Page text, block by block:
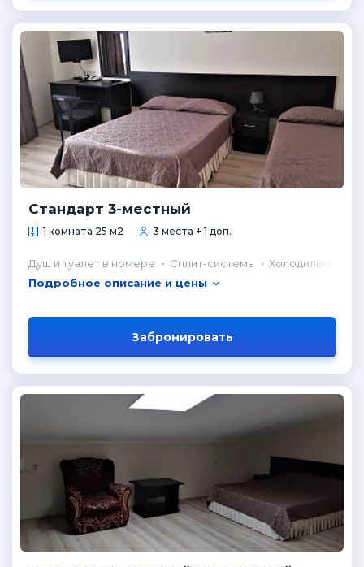
Стандарт 3-местный
1 комната 25 м2 3 места + 1 доп.
Душ и туалет в номере Сплит-система
Холодильник в
Подробное описание и цены
Забронировать